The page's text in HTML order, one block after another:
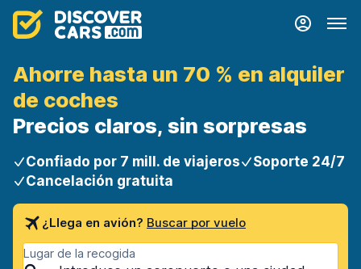
Ahorre hasta un 70 % en alquiler
de coches
Precios claros, sin sorpresas
Confiado por 7 mill. de viajeros
Soporte 24/7
Cancelación gratuita
¿Llega en avión? Buscar por vuelo
Lugar de la recogida